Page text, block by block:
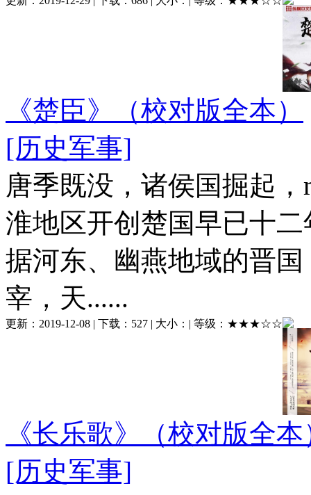
《楚臣》（校对版全本）
[历史军事]
唐季既没，诸侯国掘起
淮地区开创楚国早已十
据河东、幽燕地域的晋
宰，天......
更新： 2019-12-08 | 下载： 527 | 大小： | 等级： ★★★☆☆
《长乐歌》（校对版全本
[历史军事]